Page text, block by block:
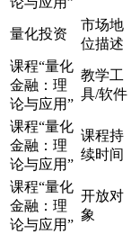
量化投资
市场地
位描述
课程“量化
金融：理
论与应用”
教学工
具/软件
课程“量化
金融：理
论与应用”
课程持
续时间
课程“量化
金融：理
论与应用”
开放对
象